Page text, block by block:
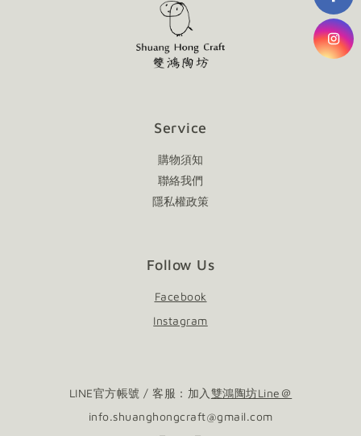
Service
購物須知
聯絡我們
隱私權政策
Follow Us
Facebook
Instagram
LINE官方帳號 / 客服：加入 雙鴻陶坊Line＠
info.shuanghongcraft@gmail.com